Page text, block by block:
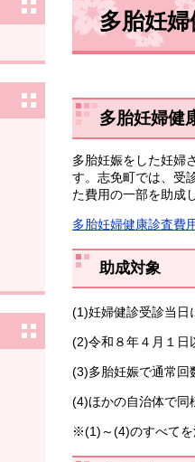
多胎妊
多胎妊婦健
多胎妊娠をした妊婦
す。志免町では、受
た費用の一部を助成
多胎妊婦健康診査費
助成対象
(1)妊婦健診受診当日
(2)令和８年４月１日
(3)多胎妊娠で通常回
(4)ほかの自治体で同
※(1)～(4)のすべてを